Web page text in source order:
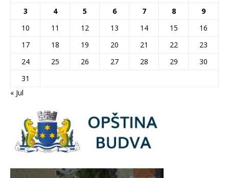
3
4 5 6 7 8
9
10
11 12 13 14 15
16
17
18 19 20 21 22
23
24
25 26 27 28 29
30
31
« Jul